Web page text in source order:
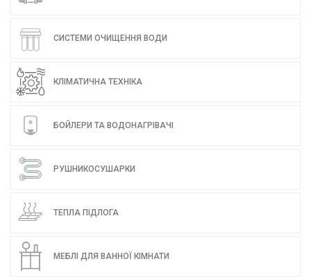
СИСТЕМИ ОЧИЩЕННЯ ВОДИ
КЛІМАТИЧНА ТЕХНІКА
БОЙЛЕРИ ТА ВОДОНАГРІВАЧІ
РУШНИКОСУШАРКИ
ТЕПЛА ПІДЛОГА
МЕБЛІ ДЛЯ ВАННОЇ КІМНАТИ